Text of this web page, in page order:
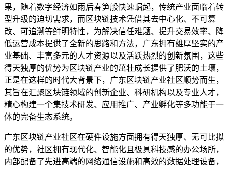
果，随着数字经济如雨后春笋般快速崛起，传统产业面临着转
型升级的迫切需求，而区块链技术凭借其去中心化、不可篡
改、可追溯等鲜明特性，为解决信任难题、提升交易效率、降
低运营成本提供了全新的思路和方法，广东拥有雄厚坚实的产
业基础、丰富多元的人才资源以及活跃热烈的创新氛围，这些
得天独厚的优势为区块链产业的茁壮成长提供了肥沃的土壤，
正是在这样的时代大背景下，广东区块链产业社区顺势而生，
其旨在汇聚区块链领域的创新企业、科研机构以及专业人才，
精心构建一个集技术研发、应用推广、产业孵化等多功能于一
体的完备生态系统。
广东区块链产业社区在硬件设施方面拥有得天独厚、无可比拟
的优势，社区拥有现代化、智能化且极具科技感的办公场所，
内部配备了先进高端的网络通信设施和高效的数据处理设备，